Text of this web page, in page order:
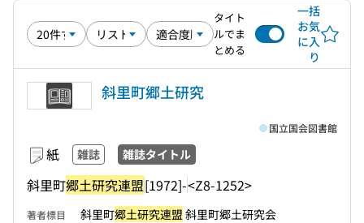
タイト
ルでま
とめる
一括
お気
に入
り
斜里町郷土研究
紙 雑誌 雑誌タイトル
斜里町郷土研究連盟[1972]-<Z8-1252>
国立国会図書館
著者標目 斜里町郷土研究連盟 斜里町郷土研究会